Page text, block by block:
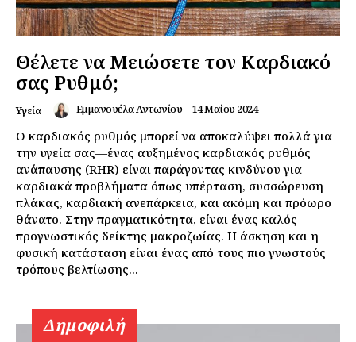
Θέλετε να Μειώσετε τον Καρδιακό
σας Ρυθμό;
Υγεία Εμμανουέλα Αντωνίου - 14 Μαΐου 2024
Ο καρδιακός ρυθμός μπορεί να αποκαλύψει πολλά για
την υγεία σας—ένας αυξημένος καρδιακός ρυθμός
ανάπαυσης (RHR) είναι παράγοντας κινδύνου για
καρδιακά προβλήματα όπως υπέρταση, συσσώρευση
πλάκας, καρδιακή ανεπάρκεια, και ακόμη και πρόωρο
θάνατο. Στην πραγματικότητα, είναι ένας καλός
προγνωστικός δείκτης μακροζωίας. Η άσκηση και η
φυσική κατάσταση είναι ένας από τους πιο γνωστούς
τρόπους βελτίωσης...
Δημοφιλή